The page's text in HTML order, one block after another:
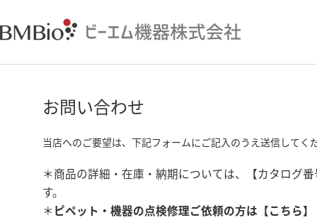
お問い合わせ
当店へのご要望は、下記フォームにご記入のうえ送信してく
＊商品の詳細・在庫・納期については、【カタログ
す。
＊ ピペット・機器の点検修理ご依頼の方は【こちら】